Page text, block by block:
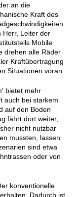
an die
Kraft des
Herr, Leiter der
Mobile
drehen alle Räder
Kraftübertragung
Situationen voran.
bietet mehr
auch bei starkem
auf den Boden
fährt dort weiter,
nicht nutzbar
mussten, lassen
sind etwa
oder von
konventionelle
Dadurch ist